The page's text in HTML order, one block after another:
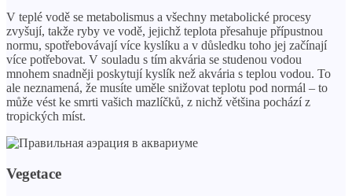
V teplé vodě se metabolismus a všechny metabolické procesy
zvyšují, takže ryby ve vodě, jejichž teplota přesahuje přípustnou
normu, spotřebovávají více kyslíku a v důsledku toho jej začínají
více potřebovat. V souladu s tím akvária se studenou vodou
mnohem snadněji poskytují kyslík než akvária s teplou vodou. To
ale neznamená, že musíte uměle snižovat teplotu pod normál – to
může vést ke smrti vašich mazlíčků, z nichž většina pochází z
tropických míst.
Vegetace